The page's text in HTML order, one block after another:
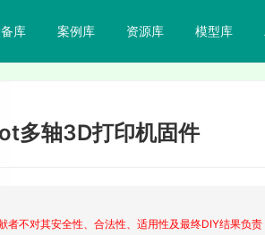
库 案例库 资源库 模型库
多轴3D打印机固件
者不对其安全性、合法性、适用性及最终DIY结果负